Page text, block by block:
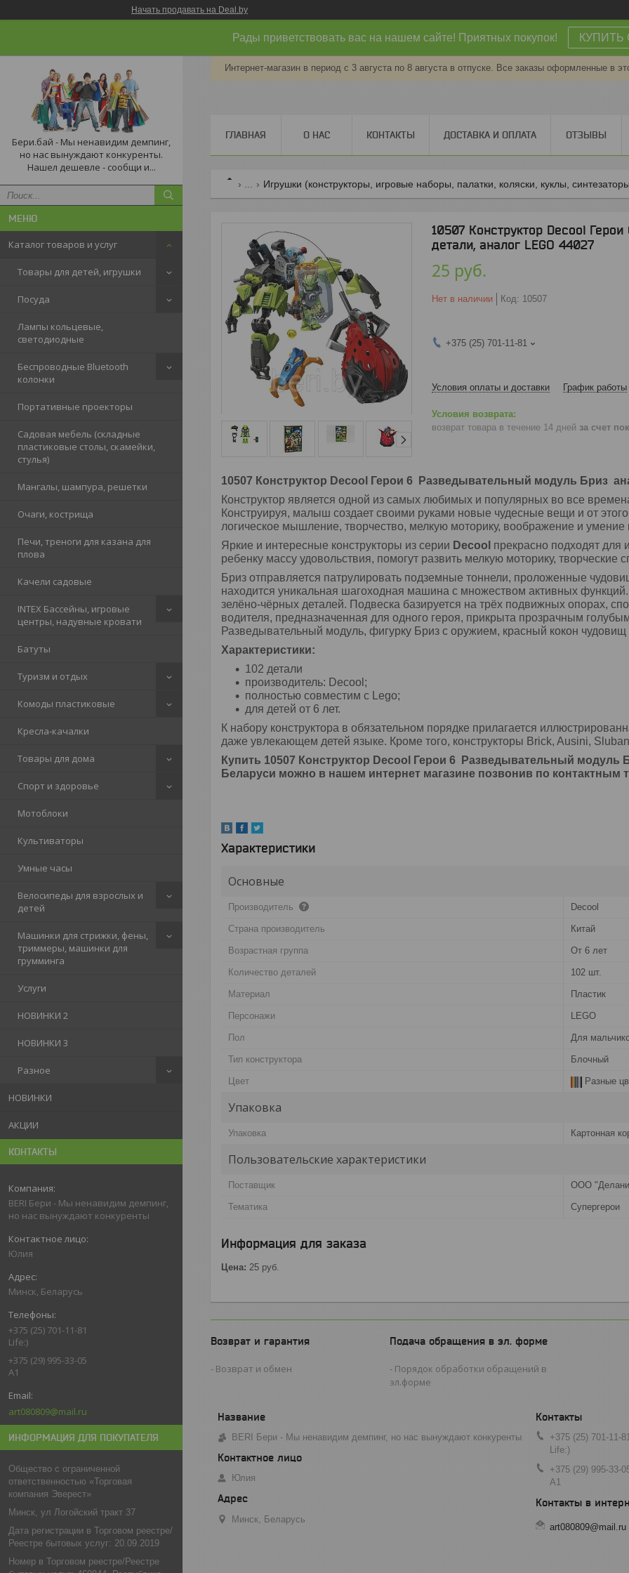
Начать продавать на Deal.by
Рады приветствовать вас на нашем сайте! Приятных покупок! КУПИТЬ
Бери.бай - Мы ненавидим демпинг,
но нас вынуждают конкуренты.
Нашел дешевле - сообщи и...
Каталог товаров и услуг
Товары для детей, игрушки
Посуда
Лампы кольцевые,
светодиодные
Беспроводные Bluetooth
колонки
Портативные проекторы
Садовая мебель (складные
пластиковые столы, скамейки,
стулья)
Мангалы, шампура, решетки
Очаги, кострища
Печи, треноги для казана для
плова
Качели садовые
INTEX Бассейны, игровые
центры, надувные кровати
Батуты
Туризм и отдых
Комоды пластиковые
Кресла-качалки
Товары для дома
Спорт и здоровье
Мотоблоки
Культиваторы
Умные часы
Велосипеды для взрослых и
детей
Машинки для стрижки, фены,
триммеры, машинки для
грумминга
Услуги
НОВИНКИ 2
НОВИНКИ 3
Разное
НОВИНКИ
АКЦИИ
КОНТАКТЫ
BERI Бери - Мы ненавидим демпинг,
но нас вынуждают конкуренты
Юлия
Минск, Беларусь
+375 (25) 701-11-81
Life:)
+375 (29) 995-33-05
A1
art080809@mail.ru
ИНФОРМАЦИЯ ДЛЯ ПОКУПАТЕЛЯ
Общество с ограниченной
ответственностью «Торговая
компания Эверест»
Минск, ул Логойский тракт 37
Дата регистрации в Торговом реестре/
Реестре бытовых услуг: 20.09.2019
Номер в Торговом реестре/Реестре
Интернет-магазин в период с 3 августа по 8 августа в отпуске. Все заказы оформленные в
ГЛАВНАЯ О НАС КОНТАКТЫ ДОСТАВКА И ОПЛАТА ОТЗЫВЫ
Игрушки (конструкторы, игровые наборы, палатки, коляски, куклы,
10507 Конструктор Decool
детали, аналог LEGO 44027
25 руб.
Нет в наличии Код: 10507
+375 (25) 701-11-81
Условия оплаты и доставки График работы
возврат товара в течение 14 дней за счет
10507 Конструктор Decool Герои 6 Разведывательный модуль Бриз
Конструктор является одной из самых любимых и популярных во все
Конструируя, малыш создает своими руками новые чудесные вещи и от
логическое мышление, творчество, мелкую моторику, воображение и умение
Яркие и интересные конструкторы из серии Decool прекрасно подходят для
ребенку массу удовольствия, помогут развить мелкую моторику,
Бриз отправляется патрулировать подземные тоннели, проложенные
находится уникальная шагоходная машина с множеством активных
зелёно-чёрных деталей. Подвеска базируется на трёх подвижных опорах,
водителя, предназначенная для одного героя, прикрыта прозрачным
Разведывательный модуль, фигурку Бриз с оружием, красный кокон
Характеристики:
102 детали
производитель: Decool;
полностью совместим с Lego;
для детей от 6 лет.
К набору конструктора в обязательном порядке прилагается
даже увлекающем детей языке. Кроме того, конструкторы Brick, Ausini,
Купить 10507 Конструктор Decool Герои 6 Разведывательный модуль
Беларуси можно в нашем интернет магазине позвонив по контактным
Характеристики
Основные
Производитель Decool
Страна производитель Китай
Возрастная группа От 6 лет
Количество деталей 102 шт.
Материал Пластик
Персонажи LEGO
Пол Для
Тип конструктора Блочный
Цвет Разные
Упаковка
Упаковка Картонная
Пользовательские характеристики
Поставщик ООО
Тематика Супергерои
Информация для заказа
Цена: 25 руб.
Возврат и гарантия
Возврат и обмен
Подача обращения в эл. форме
Порядок обработки обращений в
эл.форме
BERI Бери - Мы ненавидим демпинг, но нас вынуждают конкуренты
Юлия
Минск, Беларусь
+375 (25) 701-11-81
Life:)
+375 (29) 995-33-
A1
art080809@mail.ru